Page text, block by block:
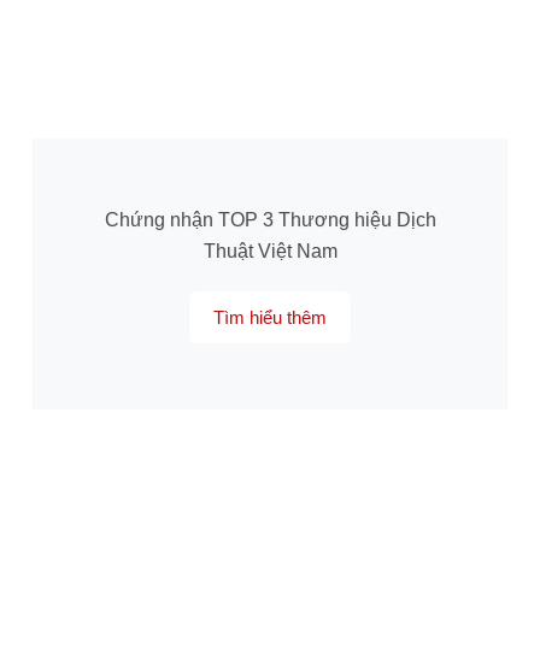
Chứng nhận TOP 3 Thương hiệu Dịch
Thuật Việt Nam
Tìm hiểu thêm